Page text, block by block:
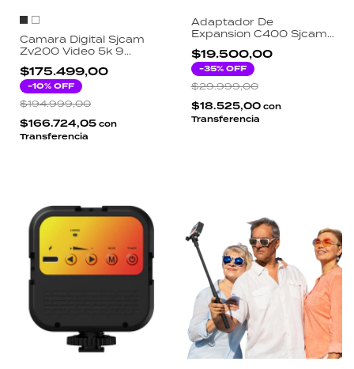
Camara Digital Sjcam
Zv200 Video 5k 9
Modos Mp4 Usb
$175.499,00
-10% OFF
$194.999,00
$166.724,05 con
Transferencia
Adaptador De
Expansion C400 Sjcam
Camara Deportiva
Accesorio Negro
$19.500,00
-35% OFF
$29.999,00
$18.525,00 con
Transferencia